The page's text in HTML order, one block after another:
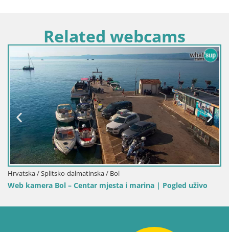
Related webcams
/ Bol
mjesta i marina | Pogled uživo
Hrvatska / Splitsko-
Web kamera Bol Riva –